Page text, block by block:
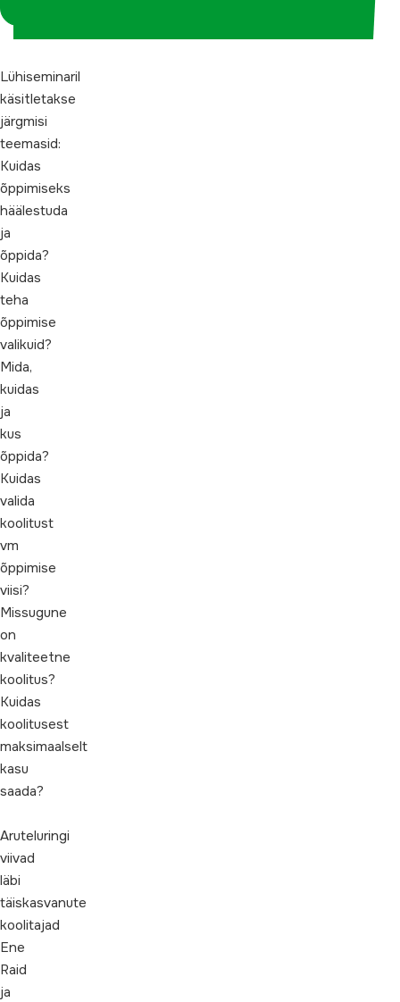
Lühiseminaril
käsitletakse
järgmisi
teemasid:
Kuidas
õppimiseks
häälestuda
ja
õppida?
Kuidas
teha
õppimise
valikuid?
Mida,
kuidas
ja
kus
õppida?
Kuidas
valida
koolitust
vm
õppimise
viisi?
Missugune
on
kvaliteetne
koolitus?
Kuidas
koolitusest
maksimaalselt
kasu
saada?
Aruteluringi
viivad
läbi
täiskasvanute
koolitajad
Ene
Raid
ja